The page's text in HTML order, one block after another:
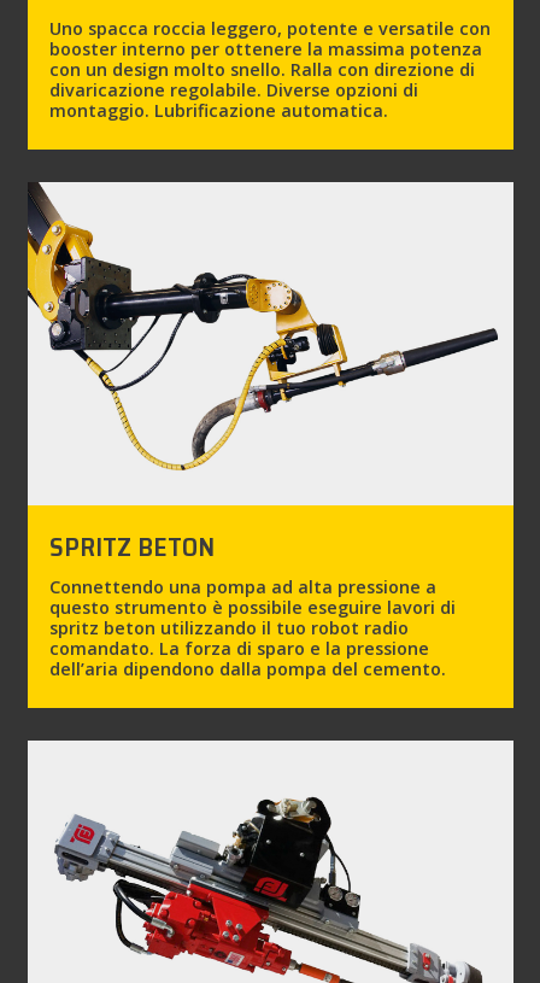
Uno spacca roccia leggero, potente e versatile con
booster interno per ottenere la massima potenza
con un design molto snello. Ralla con direzione di
divaricazione regolabile. Diverse opzioni di
montaggio. Lubrificazione automatica.
SPRITZ BETON
Connettendo una pompa ad alta pressione a
questo strumento è possibile eseguire lavori di
spritz beton utilizzando il tuo robot radio
comandato. La forza di sparo e la pressione
dell’aria dipendono dalla pompa del cemento.